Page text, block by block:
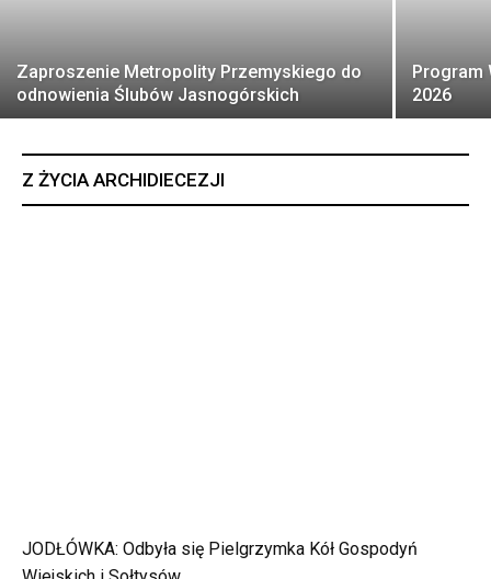
Zaproszenie Metropolity Przemyskiego do
odnowienia Ślubów Jasnogórskich
Program
2026
Z ŻYCIA ARCHIDIECEZJI
JODŁÓWKA: Odbyła się Pielgrzymka Kół Gospodyń